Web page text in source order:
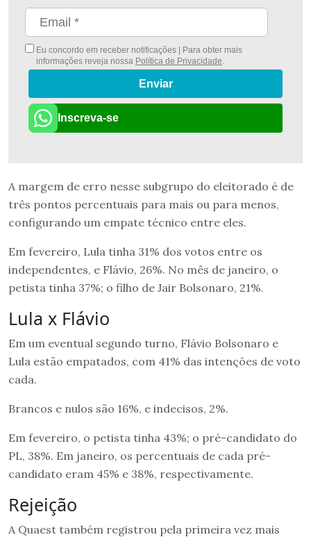
Eu concordo em receber notificações | Para obter mais
informações reveja nossa Política de Privacidade.
Enviar
Inscreva-se
A margem de erro nesse subgrupo do eleitorado é de
três pontos percentuais para mais ou para menos,
configurando um empate técnico entre eles.
Em fevereiro, Lula tinha 31% dos votos entre os
independentes, e Flávio, 26%. No mês de janeiro, o
petista tinha 37%; o filho de Jair Bolsonaro, 21%.
Lula x Flávio
Em um eventual segundo turno, Flávio Bolsonaro e
Lula estão empatados, com 41% das intenções de voto
cada.
Brancos e nulos são 16%, e indecisos, 2%.
Em fevereiro, o petista tinha 43%; o pré-candidato do
PL, 38%. Em janeiro, os percentuais de cada pré-
candidato eram 45% e 38%, respectivamente.
Rejeição
A Quaest também registrou pela primeira vez mais